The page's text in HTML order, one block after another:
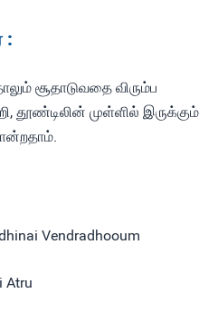
:
சூதாடுவதை விரும்ப
தூண்டிலின் முள்ளில் இருக்கும்
Vendradhooum
Atru